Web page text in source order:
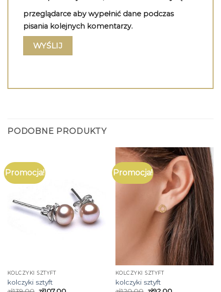
przeglądarce aby wypełnić dane podczas
pisania kolejnych komentarzy.
PODOBNE PRODUKTY
Promocja!
KOLCZYKI SZTYFT
kolczyki sztyft
Promocja!
KOLCZYKI SZTYFT
kolczyki sztyft